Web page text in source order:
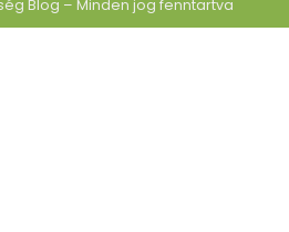
Blog – Minden jog fenntartva